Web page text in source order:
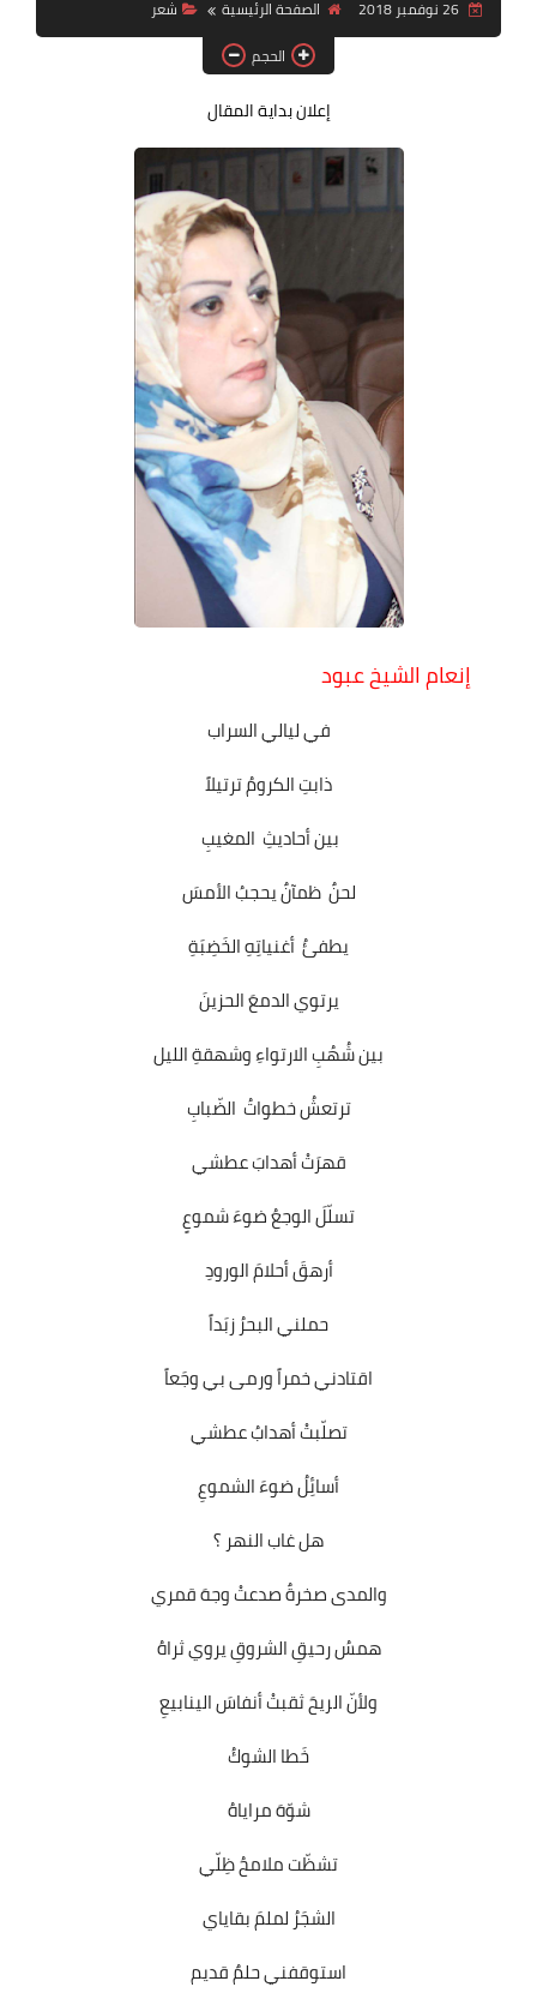
قصة قصيرة جداً
دراسات
مقالات
حوارات
فنون
شخصيات
ذاكرة كوباني
مواهب جديدة
منوعات
على مقام سبا
فيديوهات
26 نوفمبر 2018 الصفحة الرئيسية
شعر
الحجم
إعلان بداية المقال
إنعام الشيخ عبود
في ليالي السراب
ذابتِ الكرومُ ترتيلاً
بين أحاديثِ المغيبِ
لحنٌ ظمآنٌ يحجبُ الأمسَ
يطفئُ أغنياتِهِ الخَضِبَةِ
يرتوي الدمعَ الحزينَ
بين شُهُبِ الارتواءِ وشهقةِ الليل
ترتعشُ خطواتُ الضّبابِ
قهرَتْ أهدابَ عطشي
تسلّلَ الوجعُ ضوءَ شموعٍ
أرهقَ أحلامَ الورودِ
حملني البحرُ زبَداً
اقتادني خمراً ورمى بي وجَعاً
تصلّبتْ أهدابُ عطشي
أسائِلُ ضوءَ الشموعِ
هل غاب النهر ؟
والمدى صخرةٌ صدعتْ وجهَ قمري
همسُ رحيقِ الشروقِ يروي ثراهُ
ولأنّ الريحَ ثقبتْ أنفاسَ الينابيعِ
خَطا الشوكُ
شوّهَ مراياهُ
تشظّت ملامحُ ظِلّي
الشجَرُ لملمَ بقاياي
استوقفني حلمٌ قديم